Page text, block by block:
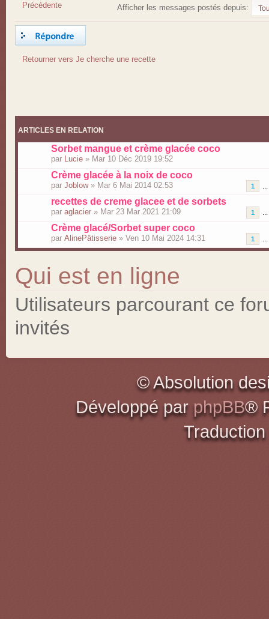
Précédente Afficher les messages postés depuis:
Retourner vers Je cherche une recette
ARTICLES EN RELATION
Sorbet mangue et crème glacée coco
par Lucie » Mar 10 Déc 2019 19:52
Crème glacée à la noix de coco
1
par Joblow» Mar 6 Mai 2014 02:53
recettes de creme glacee et de sorbets
1
par aglacier » Mar 23 Mar 2021 21:09
Crème glacé/Sorbet super coco
1
par AlinePâtisserie » Ven 10 Mai 2024 14:31
Qui est en ligne
Utilisateurs parcourant ce
invités
© Absolution
Développé par phpBB®